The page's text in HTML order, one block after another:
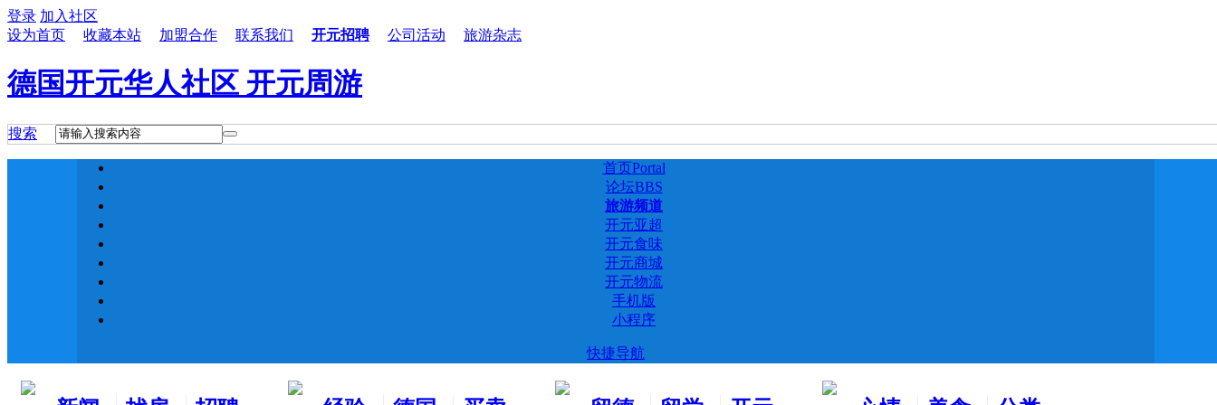
登录 加入社区
设为首页
收藏本站 加盟合作 联系我们 开元招聘 公司活动 旅游杂志
德国开元华人社区 开元周游
搜索
首页Portal
论坛BBS
旅游频道
开元亚超
开元食味
开元商城
开元物流
手机版
小程序
快捷导航